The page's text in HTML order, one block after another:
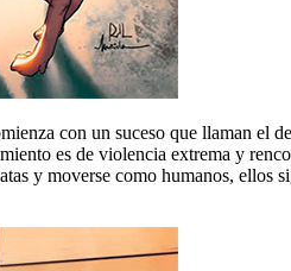
con un suceso que llaman el
es de violencia extrema y
y moverse como humanos, ellos